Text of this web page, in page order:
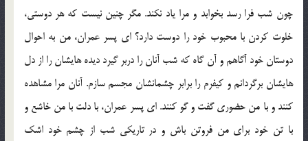
چون شب فرا رسد بخوابد و مرا یاد نکند. مگر چنین نیست که هر دوستی،
خلوت کردن با محبوب خود را دوست دارد؟ ای پسر عمران، من به احوال
دوستان خود آگاهم و آن گاه که شب آنان را دربر گیرد دیده هایشان را از دل
هایشان برگردانم و کیفرم را برابر چشمانشان مجسم سازم. آنان مرا مشاهده
کنند و با من حضوری گفت و گو کنند. ای پسر عمران، با دلت با من خاشع و
با تن خود برای من فروتن باش و در تاریکی شب از چشم خود اشک